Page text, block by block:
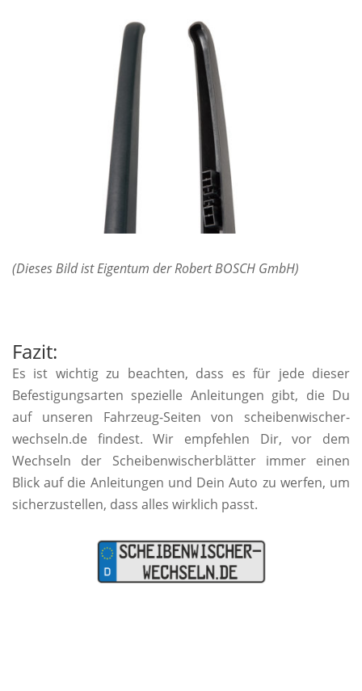
(Dieses Bild ist Eigentum der Robert BOSCH GmbH)
Fazit:
Es ist wichtig zu beachten, dass es für jede dieser
Befestigungsarten spezielle Anleitungen gibt, die Du
auf unseren Fahrzeug-Seiten von scheibenwischer-
wechseln.de findest. Wir empfehlen Dir, vor dem
Wechseln der Scheibenwischerblätter immer einen
Blick auf die Anleitungen und Dein Auto zu werfen, um
sicherzustellen, dass alles wirklich passt.